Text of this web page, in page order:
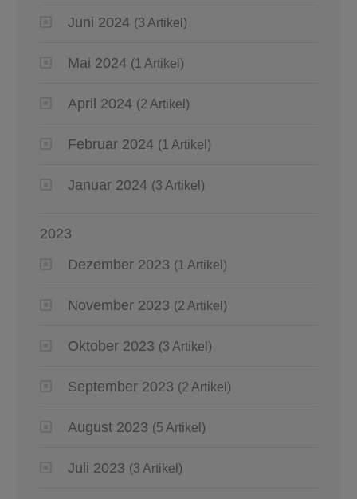
Juni 2024 (3 Artikel)
Mai 2024 (1 Artikel)
April 2024 (2 Artikel)
Februar 2024 (1 Artikel)
Januar 2024 (3 Artikel)
2023
Dezember 2023 (1 Artikel)
November 2023 (2 Artikel)
Oktober 2023 (3 Artikel)
September 2023 (2 Artikel)
August 2023 (5 Artikel)
Juli 2023 (3 Artikel)